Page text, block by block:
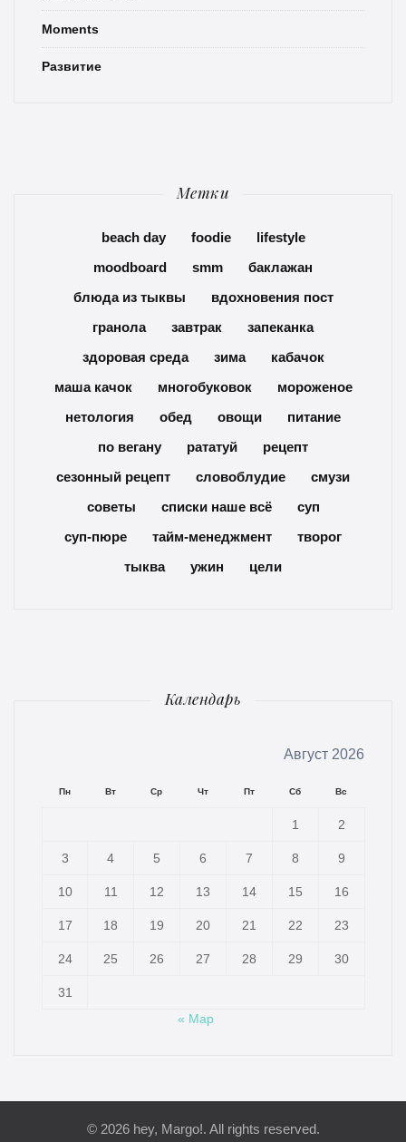
Moments
Развитие
Метки
beach day foodie
lifestyle
moodboard
smm
баклажан
блюда из тыквы
вдохновения пост
гранола
завтрак
запеканка
здоровая среда
зима
кабачок
маша качок
многобуковок
мороженое
нетология
обед овощи
питание
по вегану
рататуй
рецепт
сезонный рецепт
словоблудие
смузи
советы
списки наше всё
суп
суп-пюре
тайм-менеджмент
творог
тыква
ужин цели
Календарь
Август 2026
Пн Вт Ср Чт Пт Сб Вс
1 2
3 4 5 6 7 8 9
10 11 12 13 14 15 16
17 18 19 20 21 22 23
24 25 26 27 28 29 30
31
« Мар
© 2026 hey, Margo!. All rights reserved.